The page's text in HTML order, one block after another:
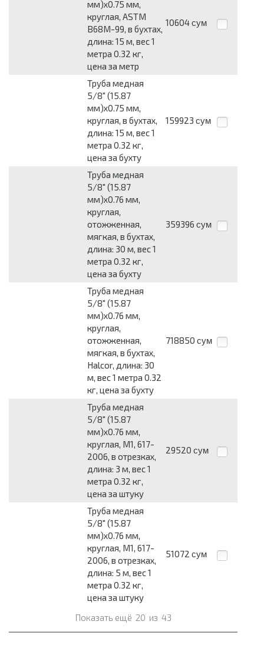
мм)x0.75 мм,
круглая, ASTM
B68М-99, в бухтах,
длина: 15 м, вес 1
метра 0.32 кг,
цена за метр
10604 сум
Труба медная
5/8" (15.87
мм)x0.75 мм,
круглая, в бухтах,
длина: 15 м, вес 1
метра 0.32 кг,
цена за бухту
159923 сум
Труба медная
5/8" (15.87
мм)x0.76 мм,
круглая,
отожженная,
мягкая, в бухтах,
длина: 30 м, вес 1
метра 0.32 кг,
цена за бухту
359396 сум
Труба медная
5/8" (15.87
мм)x0.76 мм,
круглая,
отожженная,
мягкая, в бухтах,
Halcor, длина: 30
м, вес 1 метра 0.32
кг, цена за бухту
718850 сум
Труба медная
5/8" (15.87
мм)x0.76 мм,
круглая, М1, 617-
2006, в отрезках,
длина: 3 м, вес 1
метра 0.32 кг,
цена за штуку
29520 сум
Труба медная
5/8" (15.87
мм)x0.76 мм,
круглая, М1, 617-
2006, в отрезках,
длина: 5 м, вес 1
метра 0.32 кг,
цена за штуку
51072 сум
Показать ещё 20 из 43